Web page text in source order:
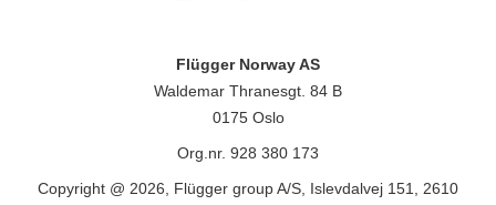
Flügger Norway AS
Waldemar Thranesgt. 84 B
0175 Oslo
Org.nr. 928 380 173
Copyright @ 2026, Flügger group A/S, Islevdalvej 151, 2610